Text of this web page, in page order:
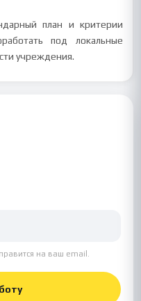
план и критерии
под локальные
учреждения.
на ваш email.